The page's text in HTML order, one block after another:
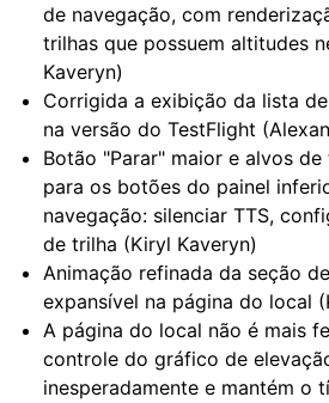
de navegação, com
trilhas que possuem altitudes
Kaveryn)
Corrigida a exibição da lista
na versão do TestFlight
Botão "Parar" maior e alvos
para os botões do painel
navegação: silenciar TTS,
de trilha (Kiryl Kaveryn)
Animação refinada da seção
expansível na página do local
A página do local não é mais
controle do gráfico de
inesperadamente e mantém o